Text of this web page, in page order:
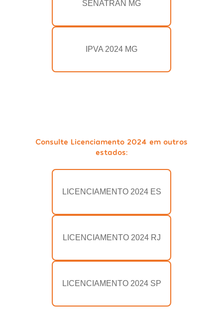
SENATRAN MG
IPVA 2024 MG
Consulte Licenciamento 2024 em outros
estados:
LICENCIAMENTO 2024 ES
LICENCIAMENTO 2024 RJ
LICENCIAMENTO 2024 SP